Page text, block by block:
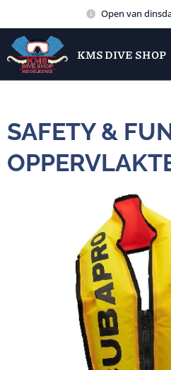
Open van
KMS DIVE SHOP
SAFETY &